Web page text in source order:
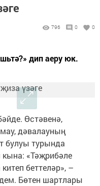
796 0 0
дип аеру юк.
Өстәвенә,
дәвалауның
булуы турында
«Тәҗрибәле
беттеләр», –
Бөтен шартлары